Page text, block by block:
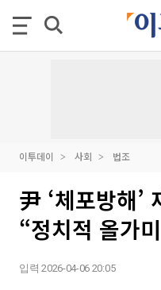
이투데이 사회 법조
尹 ‘체포방해’
“정치적 올가
입력 2026-04-06 20:05